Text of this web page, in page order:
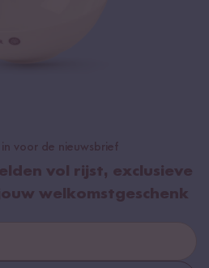
voor de nieuwsbrief
vol rijst, exclusieve
welkomstgeschenk